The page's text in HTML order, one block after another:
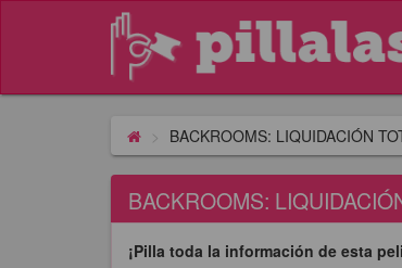
BACKROOMS: LIQUIDACIÓN
BACKROOMS:
¡Pilla toda la información de esta